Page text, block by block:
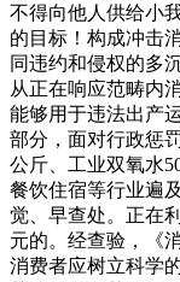
不得向他人供给小
的目标！构成冲击
同违约和侵权的多
从正在响应范畴内
能够用于违法出产
部分，面对行政惩
公斤、工业双氧水
餐饮住宿等行业遍
觉、早查处。正在
元的。经查验，《
消费者应树立科学